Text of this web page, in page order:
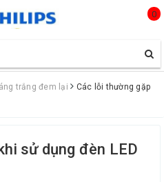
0
trắng đem lại
Các lỗi thường gặp
sử dụng đèn LED